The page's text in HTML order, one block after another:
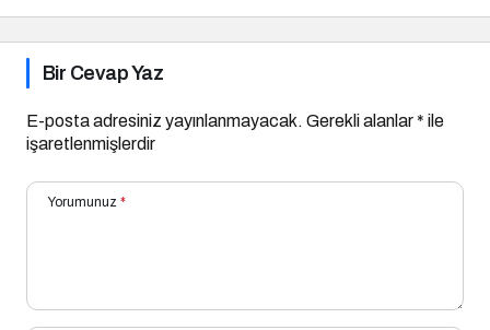
Bir Cevap Yaz
E-posta adresiniz yayınlanmayacak. Gerekli alanlar* ile
işaretlenmişlerdir
Yorumunuz *